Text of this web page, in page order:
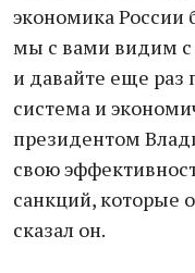
экономика России
мы с вами видим с
и давайте еще раз
система и
президентом
свою
санкций, которые
сказал он.